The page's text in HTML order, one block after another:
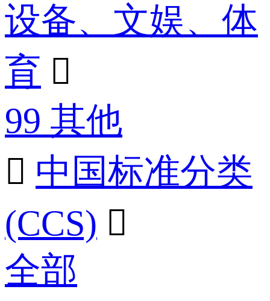
设备、文娱、体
育 
99 其他
 中国标准分类
(CCS) 
全部